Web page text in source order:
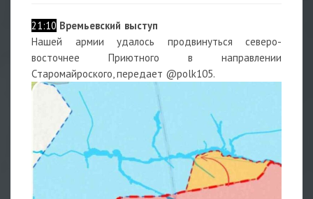
21:10 Времьевский выступ
Нашей армии удалось продвинуться северо-
восточнее Приютного в направлении
Старомайроского, передает @polk105.